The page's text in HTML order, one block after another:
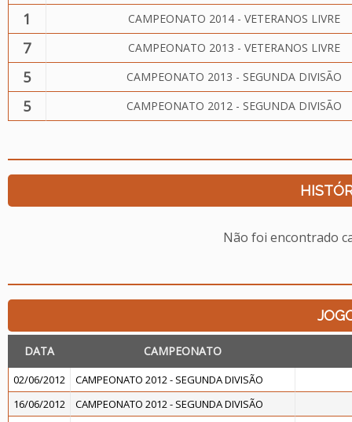
1 CAMPEONATO 2014 - VETERANOS LIVRE
7 CAMPEONATO 2013 - VETERANOS LIVRE
5 CAMPEONATO 2013 - SEGUNDA DIVISÃO
5 CAMPEONATO 2012 - SEGUNDA DIVISÃO
Não foi encontrado
DATA CAMPEONATO
02/06/2012
CAMPEONATO 2012 - SEGUNDA DIVISÃO
16/06/2012
CAMPEONATO 2012 - SEGUNDA DIVISÃO